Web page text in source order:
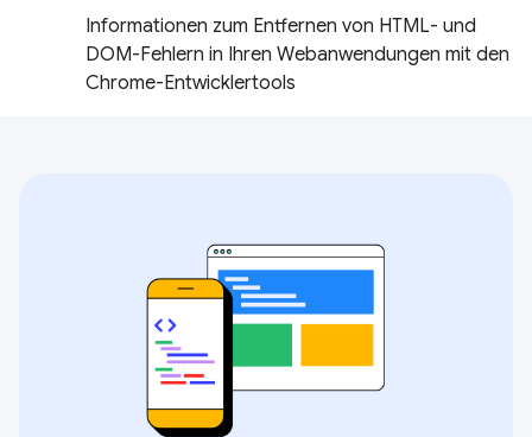
Informationen zum Entfernen von HTML- und
DOM-Fehlern in Ihren Webanwendungen mit den
Chrome-Entwicklertools